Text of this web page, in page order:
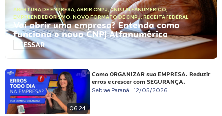
ABERTURA DE EMPRESA, ABRIR CNPJ,CNPJ ALFANUMÉRICO,
EMPREENDEDORISMO, NOVO FORMATO DE CNPJ,RECEITA FEDERAL
Vai abrir uma empresa? Entenda como
funciona o novo CNPJ Alfanumérico
ACESSAR
06:24
Como ORGANIZAR sua EMPRESA. Reduzir
erros e crescer com SEGURANÇA.
Sebrae Paraná 12/05/2026